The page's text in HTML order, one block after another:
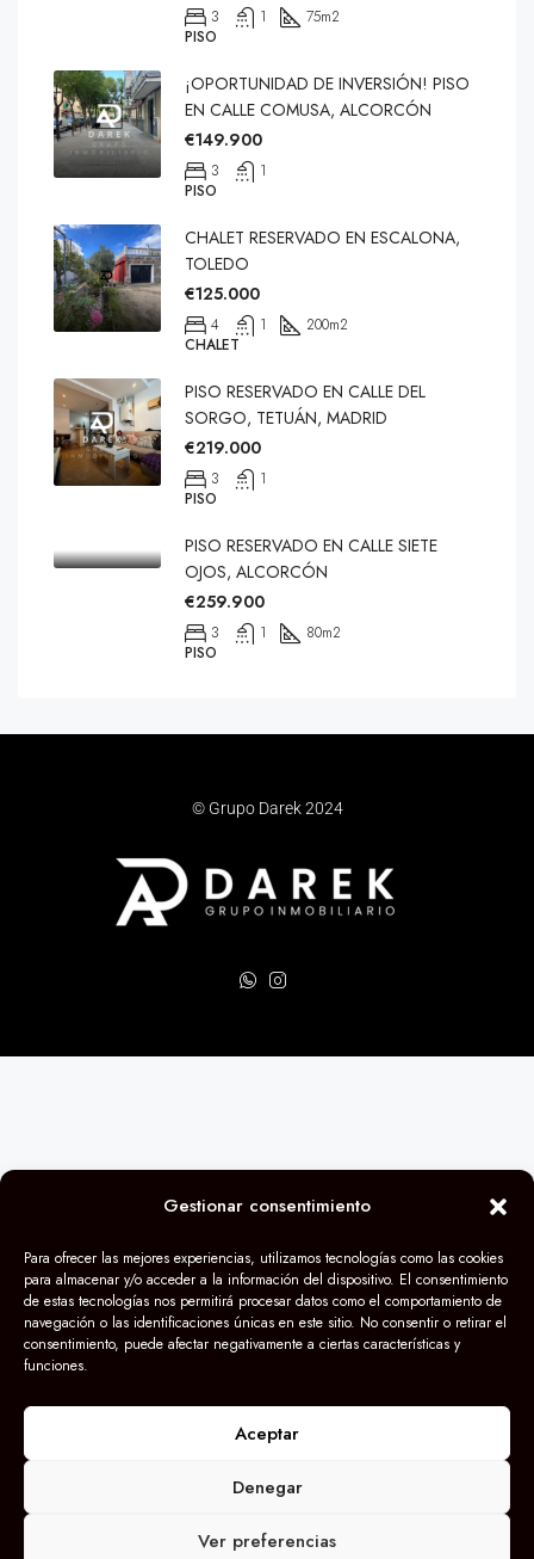
Gestionar consentimiento
Para ofrecer las mejores experiencias, utilizamos tecnologías como las cookies
para almacenar y/o acceder a la información del dispositivo. El consentimiento
de estas tecnologías nos permitirá procesar datos como el comportamiento de
navegación o las identificaciones únicas en este sitio. No consentir o retirar el
consentimiento, puede afectar negativamente a ciertas características y
funciones.
Aceptar
Denegar
Ver preferencias
3 1 75m2
PISO
¡OPORTUNIDAD DE INVERSIÓN! PISO
EN CALLE COMUSA, ALCORCÓN
€149.900
3
1
PISO
CHALET RESERVADO EN ESCALONA,
TOLEDO
€125.000
4 1 200m2
CHALET
PISO RESERVADO EN CALLE DEL
SORGO, TETUÁN, MADRID
€219.000
3
1
PISO
PISO RESERVADO EN CALLE SIETE
OJOS, ALCORCÓN
€259.900
3 1 80m2
PISO
© Grupo Darek 2024